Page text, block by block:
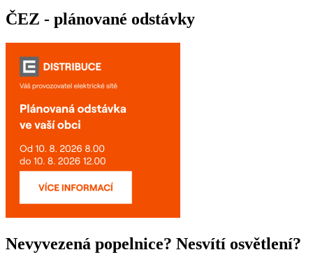
ČEZ - plánované odstávky
Nevyvezená popelnice? Nesvítí osvětlení?